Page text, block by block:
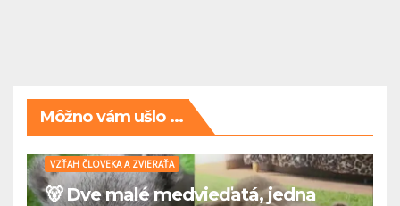
Môžno vám ušlo ...
VZŤAH ČLOVEKA A ZVIERAŤA
🐻 Dve malé medvieďatá, jedna